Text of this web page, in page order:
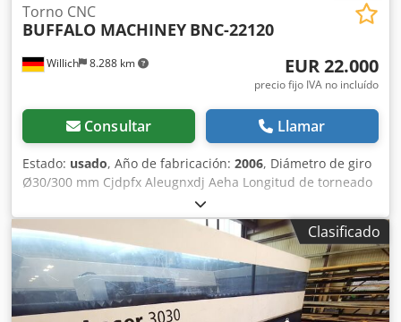
Willich 8.288 km
Torno CNC
BUFFALO MACHINEY BNC-22120
EUR 22.000
precio fijo IVA no incluído
Consultar Llamar
Estado: usado, Año de fabricación: 2006, Diámetro de giro
Ø30/300 mm Cjdpfx Aleugnxdj Aeha Longitud de torneado
3055 mm +/-0,3 mm Peso de la máquina aprox. 4-6 t
Clasificado